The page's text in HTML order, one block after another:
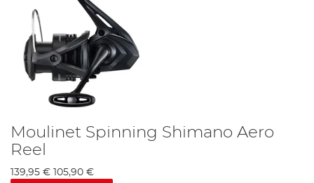
Moulinet Spinning Shimano Aero
Reel
139,95 € 105,90 €